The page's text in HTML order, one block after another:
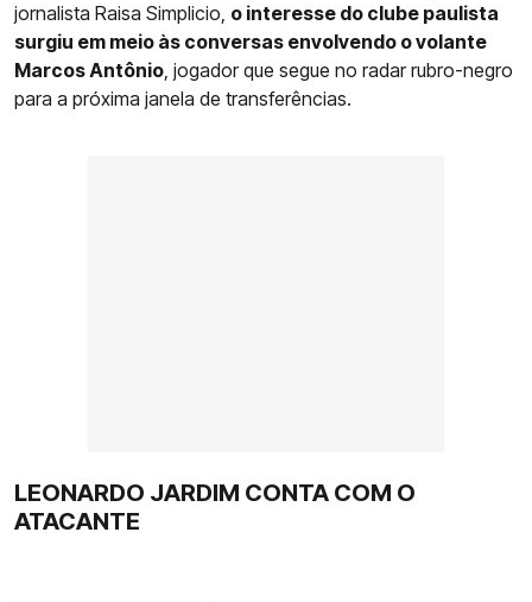
jornalista Raisa Simplicio, o interesse do clube paulista
surgiu em meio às conversas envolvendo o volante
Marcos Antônio, jogador que segue no radar rubro-negro
para a próxima janela de transferências.
LEONARDO JARDIM CONTA COM O
ATACANTE